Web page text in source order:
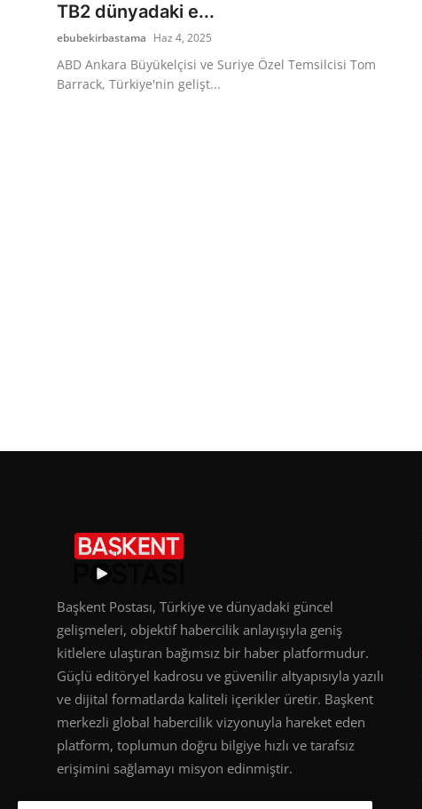
TB2 dünyadaki e...
ebubekirbastama Haz 4, 2025
ABD Ankara Büyükelçisi ve Suriye Özel Temsilcisi Tom
Barrack, Türkiye'nin gelişt...
Başkent Postası, Türkiye ve dünyadaki güncel
gelişmeleri, objektif habercilik anlayışıyla geniş
kitlelere ulaştıran bağımsız bir haber platformudur.
Güçlü editöryel kadrosu ve güvenilir altyapısıyla yazılı
ve dijital formatlarda kaliteli içerikler üretir. Başkent
merkezli global habercilik vizyonuyla hareket eden
platform, toplumun doğru bilgiye hızlı ve tarafsız
erişimini sağlamayı misyon edinmiştir.